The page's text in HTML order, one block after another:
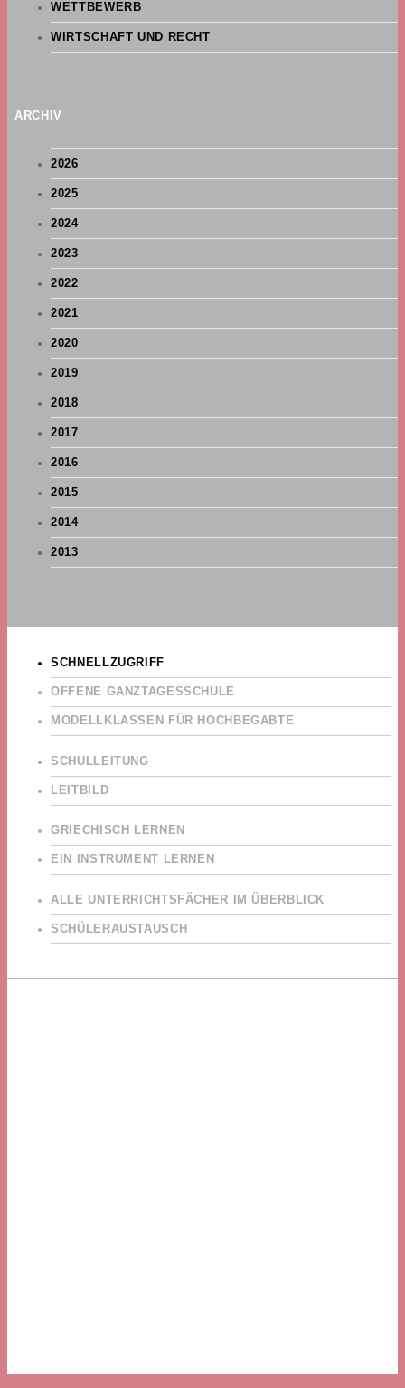
WETTBEWERB
WIRTSCHAFT UND RECHT
ARCHIV
2026
2025
2024
2023
2022
2021
2020
2019
2018
2017
2016
2015
2014
2013
SCHNELLZUGRIFF
OFFENE GANZTAGESSCHULE
MODELLKLASSEN FÜR HOCHBEGABTE
SCHULLEITUNG
LEITBILD
GRIECHISCH LERNEN
EIN INSTRUMENT LERNEN
ALLE UNTERRICHTSFÄCHER IM ÜBERBLICK
SCHÜLERAUSTAUSCH